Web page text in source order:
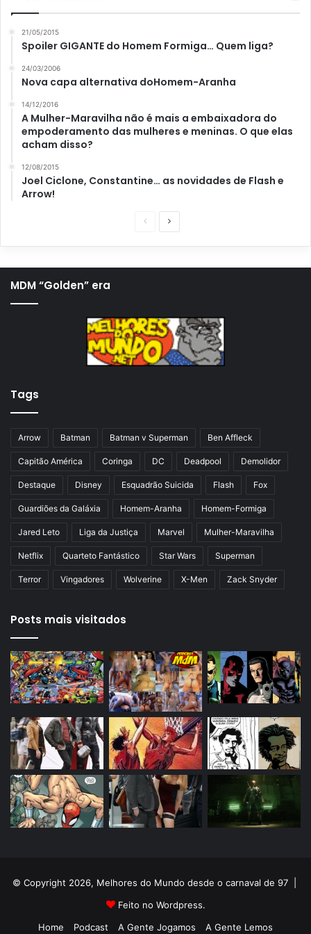
21/05/2015
Spoiler GIGANTE do Homem Formiga… Quem liga?
24/03/2006
Nova capa alternativa doHomem-Aranha
14/12/2016
A Mulher-Maravilha não é mais a embaixadora do
empoderamento das mulheres e meninas. O que elas
acham disso?
12/08/2015
Joel Ciclone, Constantine… as novidades de Flash e
Arrow!
a
a
n
m
a
p
n
MDM “Golden” era
Tags
Arrow Batman Batman v Superman Ben Affleck
Capitão América Coringa DC Deadpool Demolidor
Destaque Disney Esquadrão Suicida Flash Fox
Guardiões da Galáxia Homem-Aranha Homem-Formiga
Jared Leto Liga da Justiça Marvel Mulher-Maravilha
Netflix Quarteto Fantástico Star Wars Superman
Terror Vingadores Wolverine X-Men Zack Snyder
Posts mais visitados
© Copyright 2026, Melhores do Mundo desde o carnaval de 97 |
Feito no Wordpress.
Home
Podcast A Gente Jogamos A Gente Lemos